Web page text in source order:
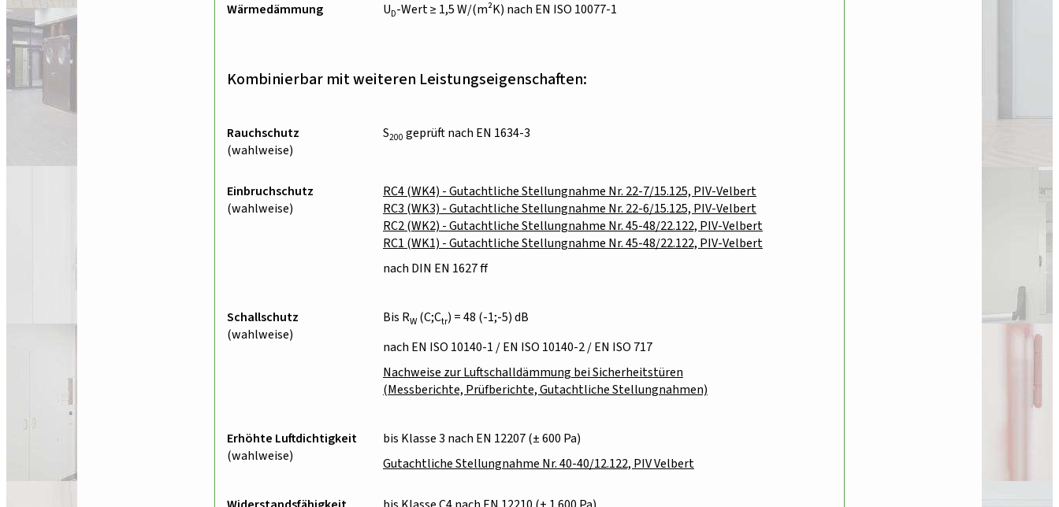
Wärmedämmung UD-Wert ≥ 1,5 W/(m²K) nach EN ISO 10077-1
Kombinierbar mit weiteren Leistungseigenschaften:
Rauchschutz
(wahlweise)
S200 geprüft nach EN 1634-3
Einbruchschutz
(wahlweise)
RC4 (WK4) - Gutachtliche Stellungnahme Nr. 22-7/15.125, PIV-Velbert
RC3 (WK3) - Gutachtliche Stellungnahme Nr. 22-6/15.125, PIV-Velbert
RC2 (WK2) - Gutachtliche Stellungnahme Nr. 45-48/22.122, PIV-Velbert
RC1 (WK1) - Gutachtliche Stellungnahme Nr. 45-48/22.122, PIV-Velbert
nach DIN EN 1627 ff
Schallschutz
(wahlweise)
Bis RW (C;Ctr) = 48 (-1;-5) dB
nach EN ISO 10140-1 / EN ISO 10140-2 / EN ISO 717
Nachweise zur Luftschalldämmung bei Sicherheitstüren
(Messberichte, Prüfberichte, Gutachtliche Stellungnahmen)
Erhöhte Luftdichtigkeit
(wahlweise)
bis Klasse 3 nach EN 12207 (± 600 Pa)
Gutachtliche Stellungnahme Nr. 40-40/12.122, PIV Velbert